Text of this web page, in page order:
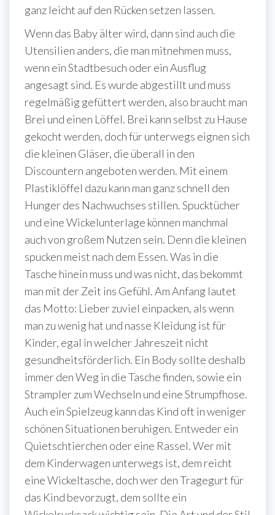
ganz leicht auf den Rücken setzen lassen.
Wenn das Baby älter wird, dann sind auch die
Utensilien anders, die man mitnehmen muss,
wenn ein Stadtbesuch oder ein Ausflug
angesagt sind. Es wurde abgestillt und muss
regelmäßig gefüttert werden, also braucht man
Brei und einen Löffel. Brei kann selbst zu Hause
gekocht werden, doch für unterwegs eignen sich
die kleinen Gläser, die überall in den
Discountern angeboten werden. Mit einem
Plastiklöffel dazu kann man ganz schnell den
Hunger des Nachwuchses stillen. Spucktücher
und eine Wickelunterlage können manchmal
auch von großem Nutzen sein. Denn die kleinen
spucken meist nach dem Essen. Was in die
Tasche hinein muss und was nicht, das bekommt
man mit der Zeit ins Gefühl. Am Anfang lautet
das Motto: Lieber zuviel einpacken, als wenn
man zu wenig hat und nasse Kleidung ist für
Kinder, egal in welcher Jahreszeit nicht
gesundheitsförderlich. Ein Body sollte deshalb
immer den Weg in die Tasche finden, sowie ein
Strampler zum Wechseln und eine Strumpfhose.
Auch ein Spielzeug kann das Kind oft in weniger
schönen Situationen beruhigen. Entweder ein
Quietschtierchen oder eine Rassel. Wer mit
dem Kinderwagen unterwegs ist, dem reicht
eine Wickeltasche, doch wer den Tragegurt für
das Kind bevorzugt, dem sollte ein